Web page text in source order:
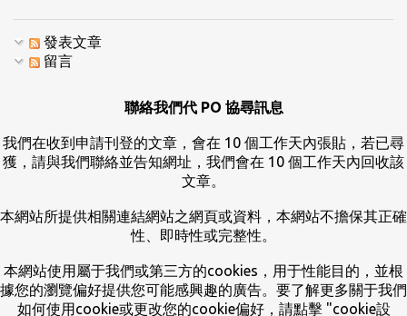
片：有 特徵：（鼻子上面有一條勒痕）（青光眼） 連絡電話：0970
008 286 (葉小姐) 尋獲獎金：紅包 5000 元
發表文章
留言
聯絡我們代 PO 協尋訊息
我們在收到申請刊登的文章，會在 10 個工作天內張貼，若已尋
獲，請與我們聯絡並告知網址，我們會在 10 個工作天內回收該
文章。
本網站所提供相關連結網站之網頁或資料，本網站不擔保其正確
性、即時性或完整性。
本網站使用屬于我們或第三方的cookies，用于性能目的，並根
據您的瀏覽偏好提供您可能感興趣的廣告。要了解更多關于我們
如何使用cookie或更改您的cookie偏好，請點擊 "cookie設